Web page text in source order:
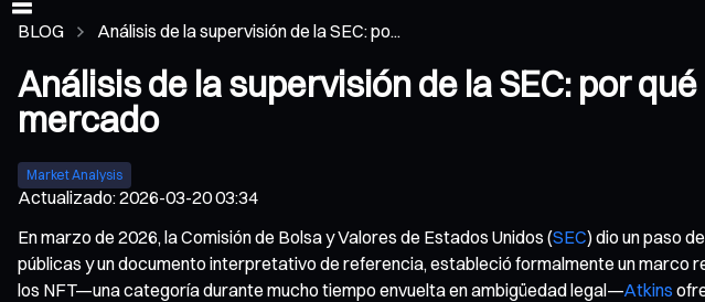
BLOG Análisis de la supervisión de la SEC: po...
Análisis de la supervisión de la SEC: por
mercado
Market Analysis
Actualizado:2026-03-20 03:34
En marzo de 2026, la Comisión de Bolsa y Valores de Estados Unidos (SEC) dio un paso
públicas y un documento interpretativo de referencia, estableció formalmente un marco
los NFT—una categoría durante mucho tiempo envuelta en ambigüedad legal—Atkins